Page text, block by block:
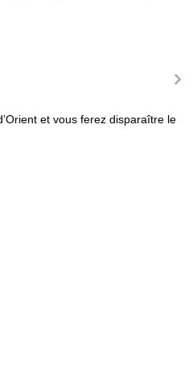
et vous ferez disparaître le